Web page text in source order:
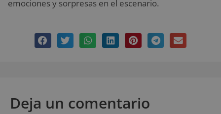
emociones y sorpresas en el escenario.
Deja un comentario